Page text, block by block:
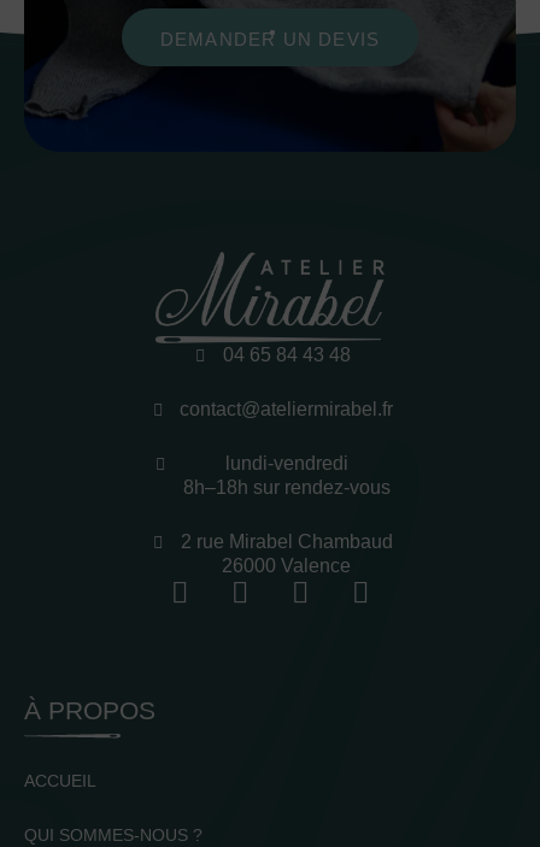
DEMANDER UN DEVIS
04 65 84 43 48
contact@ateliermirabel.fr
lundi-vendredi
8h–18h sur rendez-vous
2 rue Mirabel Chambaud
26000 Valence
À PROPOS
ACCUEIL
QUI SOMMES-NOUS ?